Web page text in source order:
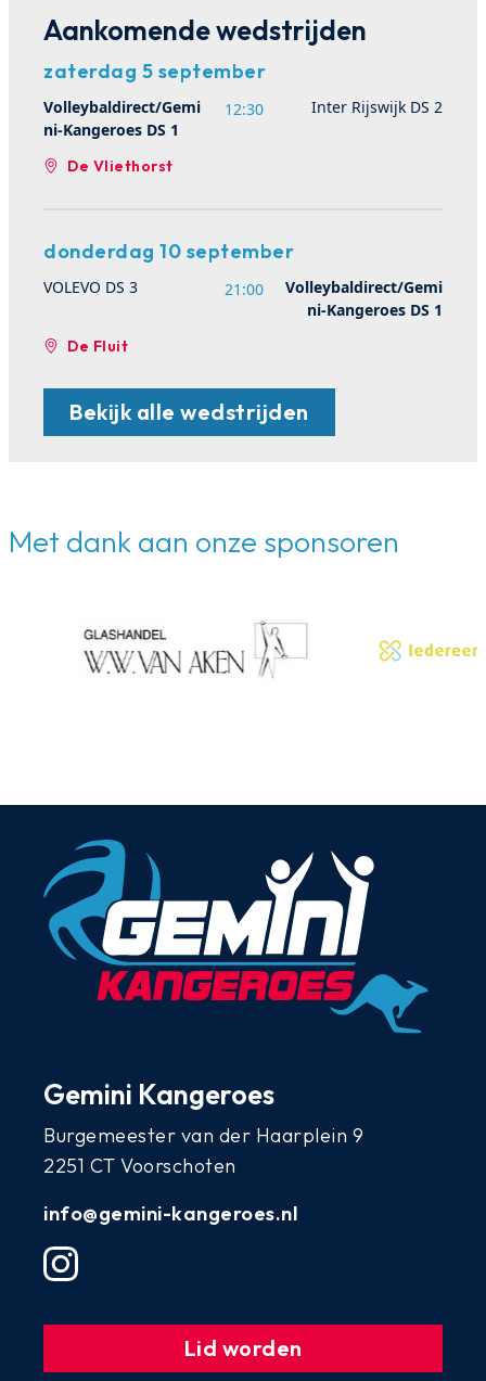
Aankomende wedstrijden
zaterdag 5 september
Volleybaldirect/Gemi
ni-Kangeroes DS 1
12:30 Inter Rijswijk DS 2
De Vliethorst
donderdag 10 september
VOLEVO DS 3 21:00
Volleybaldirect/Gemi
ni-Kangeroes DS 1
De Fluit
Bekijk alle wedstrijden
Met dank aan onze sponsoren
Gemini Kangeroes
Burgemeester van der Haarplein 9
2251 CT Voorschoten
info@gemini-kangeroes.nl
Lid worden